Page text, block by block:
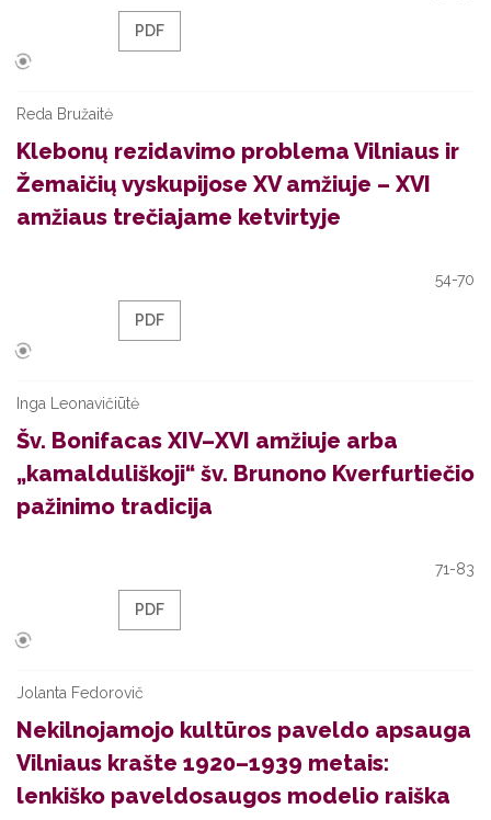
PDF
Reda Bružaitė
Klebonų rezidavimo problema Vilniaus ir
Žemaičių vyskupijose XV amžiuje – XVI
amžiaus trečiajame ketvirtyje
54-70
PDF
Inga Leonavičiūtė
Šv. Bonifacas XIV–XVI amžiuje arba
„kamalduliškoji“ šv. Brunono Kverfurtiečio
pažinimo tradicija
71-83
PDF
Jolanta Fedorovič
Nekilnojamojo kultūros paveldo apsauga
Vilniaus krašte 1920–1939 metais:
lenkiško paveldosaugos modelio raiška